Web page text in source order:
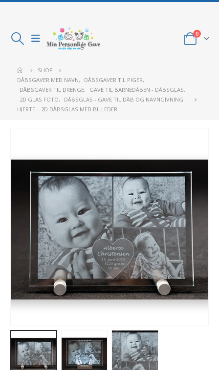
0
SHOP
DÅBSGAVER MED NAVN, DÅBSGAVER TIL PIGER,
DÅBSGAVER TIL DRENGE, GAVE TIL BARNEDÅBEN - DÅBSGLAS,
2D GLAS FOTO,
DÅBSGLAS - GAVE TIL DÅB OG NAVNGIVNING
HJERTE – 2D DÅBSGLAS MED BILLEDER